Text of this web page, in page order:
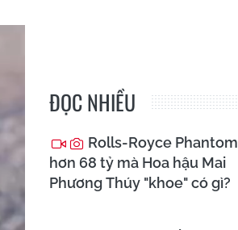
ĐỌC NHIỀU
Rolls-Royce Phantom
hơn 68 tỷ mà Hoa hậu Mai
Phương Thúy "khoe" có gì?